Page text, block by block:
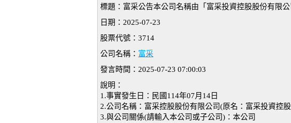
標題：富采公告本公司名稱由「富采投資控股股份有限
日期：2025-07-23
股票代號：3714
公司名稱： 富采
發言時間：2025-07-23 07:00:03
說明：
1.事實發生日：民國114年07月14日
2.公司名稱：富采控股股份有限公司(原名：富采投資控
3.與公司關係(請輸入本公司或子公司)：本公司